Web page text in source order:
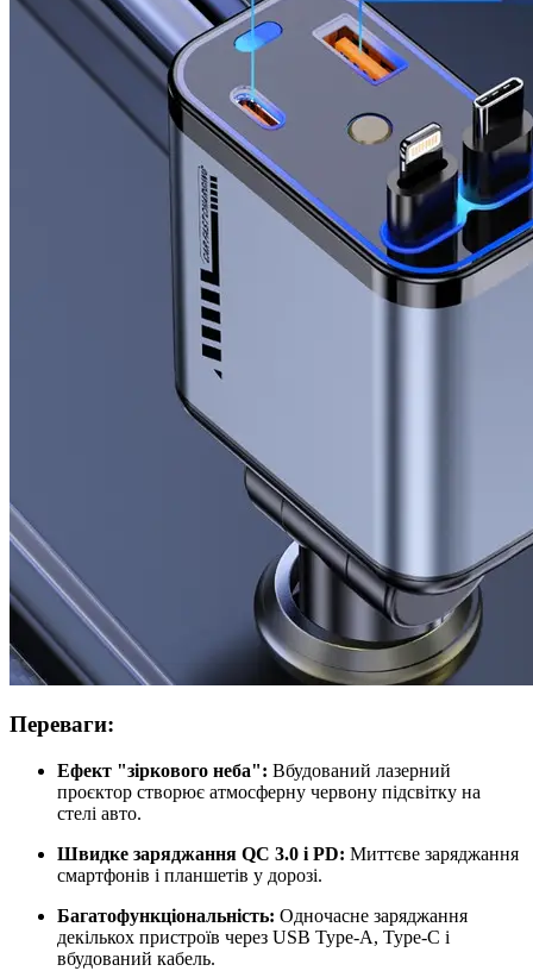
Переваги:
Ефект "зіркового неба": Вбудований лазерний
проєктор створює атмосферну червону підсвітку на
стелі авто.
Швидке заряджання QC 3.0 і PD: Миттєве заряджання
смартфонів і планшетів у дорозі.
Багатофункціональність: Одночасне заряджання
декількох пристроїв через USB Type-A, Type-C і
вбудований кабель.